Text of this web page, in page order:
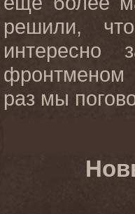
решили,
интересно
фронтменом
раз мы